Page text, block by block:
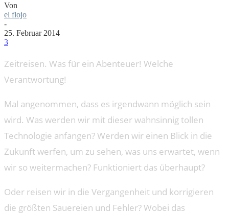
Von
el flojo
-
25. Februar 2014
3
Zeitreisen. Was für ein Abenteuer! Welche
Verantwortung!
Mal angenommen, dass es irgendwann möglich sein
wird. Was werden wir mit dieser wahnsinnig tollen
Technologie anfangen? Werden wir einen Blick in die
Zukunft werfen, um zu sehen, was uns erwartet, wenn
wir so weitermachen? Funktioniert das überhaupt?
Oder reisen wir in die Vergangenheit und korrigieren
die größten Sauereien und Fehler? Wobei das